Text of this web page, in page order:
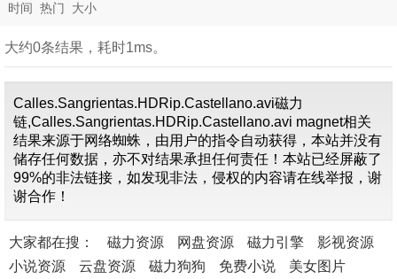
时间 热门 大小
大约0条结果，耗时1ms。
找不到关
于"
Calles.Sangrientas.HDRip.Castellano.avi磁力
链,Calles.Sangrientas.HDRip.Castellano.avi magnet相关
结果来源于网络蜘蛛，由用户的指令自动获得，本站并没有
储存任何数据，亦不对结果承担任何责任！本站已经屏蔽了
99%的非法链接，如发现非法，侵权的内容请在线举报，谢
谢合作！
大家都在搜： 磁力资源 网盘资源 磁力引擎
影视资源
小说资源
云盘资源 磁力狗狗 免费小说 美女图片